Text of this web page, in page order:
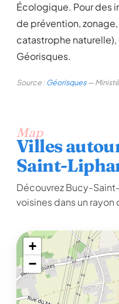
Écologique. Pour des
de prévention,
catastrophe
Géorisques.
Source :Géorisques—
Map
Villes
Saint-
Découvrez Bucy-
voisines dans un
+
−